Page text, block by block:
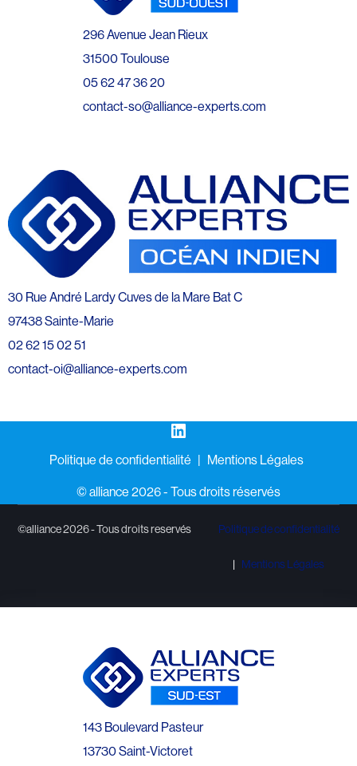
296 Avenue Jean Rieux
31500 Toulouse
05 62 47 36 20
contact-so@alliance-experts.com
30 Rue André Lardy Cuves de la Mare Bat C
97438 Sainte-Marie
02 62 15 02 51
contact-oi@alliance-experts.com
LinkedIn
Politique de confidentialité Mentions Légales
©️ alliance 2026 - Tous droits réservés
©alliance 2026 - Tous droits reservés Politique de confidentialité
Mentions Légales
143 Boulevard Pasteur
13730 Saint-Victoret